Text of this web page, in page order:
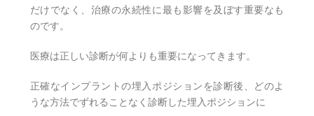
だけでなく、治療の永続性に最も影響を及ぼす重要なも
のです。
医療は正しい診断が何よりも重要になってきます。
正確なインプラントの埋入ポジションを診断後、どのよ
うな方法でずれることなく診断した埋入ポジションに